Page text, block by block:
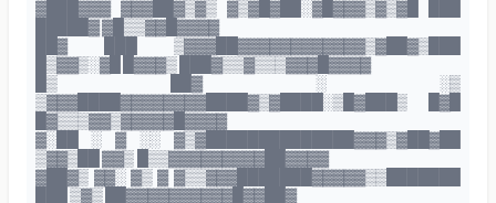
▓███▓▓▓ ▓▓▓██▓▒▓▒ ▓▒▓█▓██░▓█▓▓▓▒▓▒▓█ ███
█████▓ ▓█▒▒▓▓█▓▓▓▓
██▓ ███ ▒▓▓▓██▓▓▓▓▓▓▓▓▓▓▓▓▒▓██▓▒███
█▒▓▓▒░▓█ █▓▓▓▒ ███▓▒▒▓▒▒▒▓▓▓█▓▓▓▓
█▒ ██▓ ░ ░▒
▒▓▓▓████▓▓▓▓▓▓▓▓████▓▒▓████░▒█▓███▒ █▓█
█▓▒▒▒▓▓▒▓▓▓▓▓█▓▓▓▓
▓░██ ░ ▓ ░░ ▓▒▓██████████████▓▓▓▒▓██▓██
▒▓▓▒██ ▓▓▒ █▒▒▓▓▓▓▓▓▓▓▓██▓▓▓▓
▓██▓▒ ▓▓░ ▓▒ ▓ ▓▒▒▓▓▓███████▓▓▓▓▓▒▒███████
███ ▒▓▒ ██▓▓▓▓▓▓▓▓▓▓█▓▓██▓